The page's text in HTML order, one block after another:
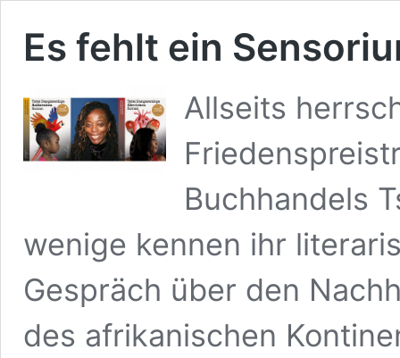
Es fehlt ein
Allseits
Buchhandels
wenige kennen ihr
Gespräch über den
des afrikanischen